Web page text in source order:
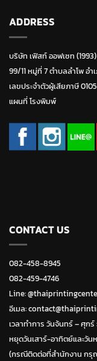
ADDRESS
บริษัท เฟิสท์ ออฟเซท
99/11 หมู่ที่ 7 ตำบลลำโพ อำ
เลขประจำตัวผู้เสียภาษี
แผนที่ โรงพิมพ์
CONTACT US
082-458-8945
082-459-4746
Line:
อีเมล:
เวลาทำการ วันจ้นทร์ – ศุกร์
หยุดวันเสาร์-อาทิตย์และวั
(กรณีติดต่อที่สำนักงาน กรุ